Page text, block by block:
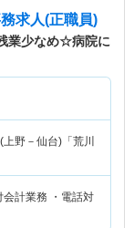
求人(正職員)
業少なめ☆病院に
上野－仙台)「荒川
計業務 ・電話対